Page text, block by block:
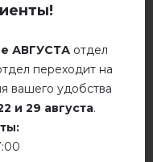
АВГУСТАотдел
переходит на
вашего удобства
и 29 августа.